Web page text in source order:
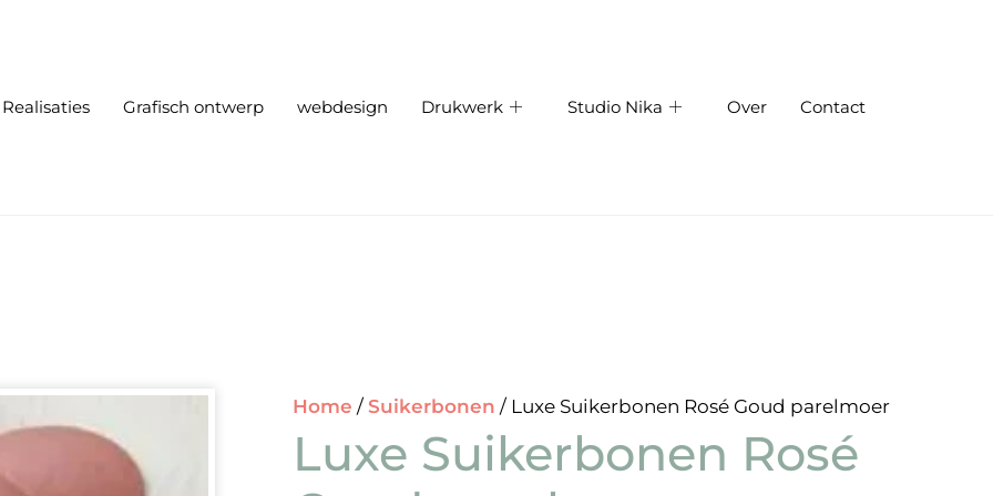
Realisaties Grafisch ontwerp webdesign Drukwerk Studio Nika Over Contact
Home / Suikerbonen / Luxe Suikerbonen Rosé Goud parelmoer
Luxe Suikerbonen Rosé